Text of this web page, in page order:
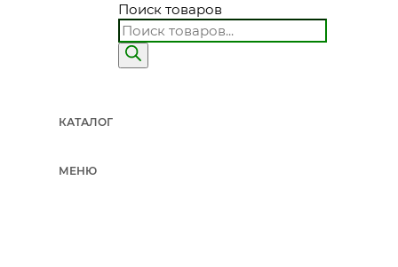
Поиск товаров
КАТАЛОГ
МЕНЮ